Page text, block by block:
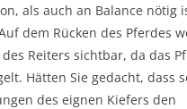
als auch an Balance nötig
dem Rücken des Pferdes
des Reiters sichtbar, da das
Hätten Sie gedacht, dass
des eignen Kiefers den